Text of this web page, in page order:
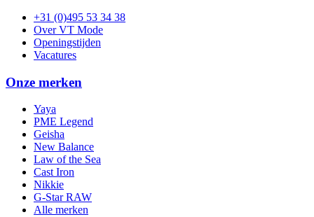
+31 (0)495 53 34 38
Over VT Mode
Openingstijden
Vacatures
Onze merken
Yaya
PME Legend
Geisha
New Balance
Law of the Sea
Cast Iron
Nikkie
G-Star RAW
Alle merken